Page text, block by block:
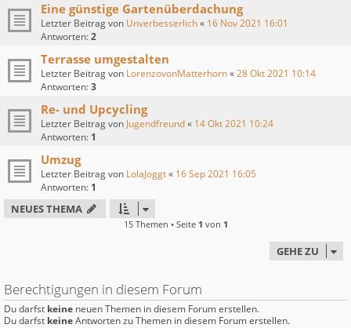
Eine günstige Gartenüberdachung
Letzter Beitrag von Unverbesserlich« 16 Nov 2021 16:01
Antworten:2
Terrasse umgestalten
Letzter Beitrag von LorenzovonMatterhorn«28 Okt 2021 10:14
Antworten:3
Re- und Upcycling
Letzter Beitrag von Jugendfreund« 14 Okt 2021 10:24
Antworten: 1
Umzug
Letzter Beitrag von LolaJoggt« 16 Sep 2021 16:05
Antworten: 1
NEUES THEMA
15 Themen • Seite 1 von 1
GEHE ZU
Berechtigungen in diesem Forum
Du darfst keine neuen Themen in diesem Forum erstellen.
Du darfst keineAntworten zu Themen in diesem Forum erstellen.